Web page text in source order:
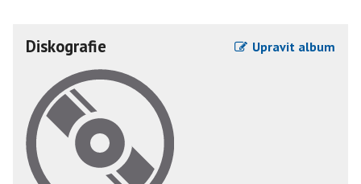
Diskografie Upravit album